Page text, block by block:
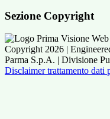
Sezione Copyright
Copyright 2026 |
Parma S.p.A. | Divisione
Disclaimer trattamento dati